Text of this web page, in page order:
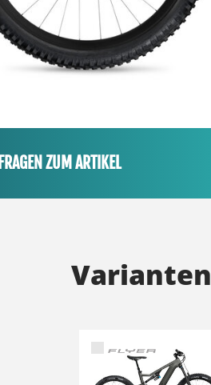
FRAGEN ZUM ARTIKEL
Varianten